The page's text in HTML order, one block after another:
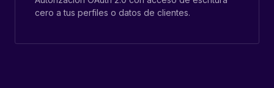
cero a tus perfiles o datos de clientes.